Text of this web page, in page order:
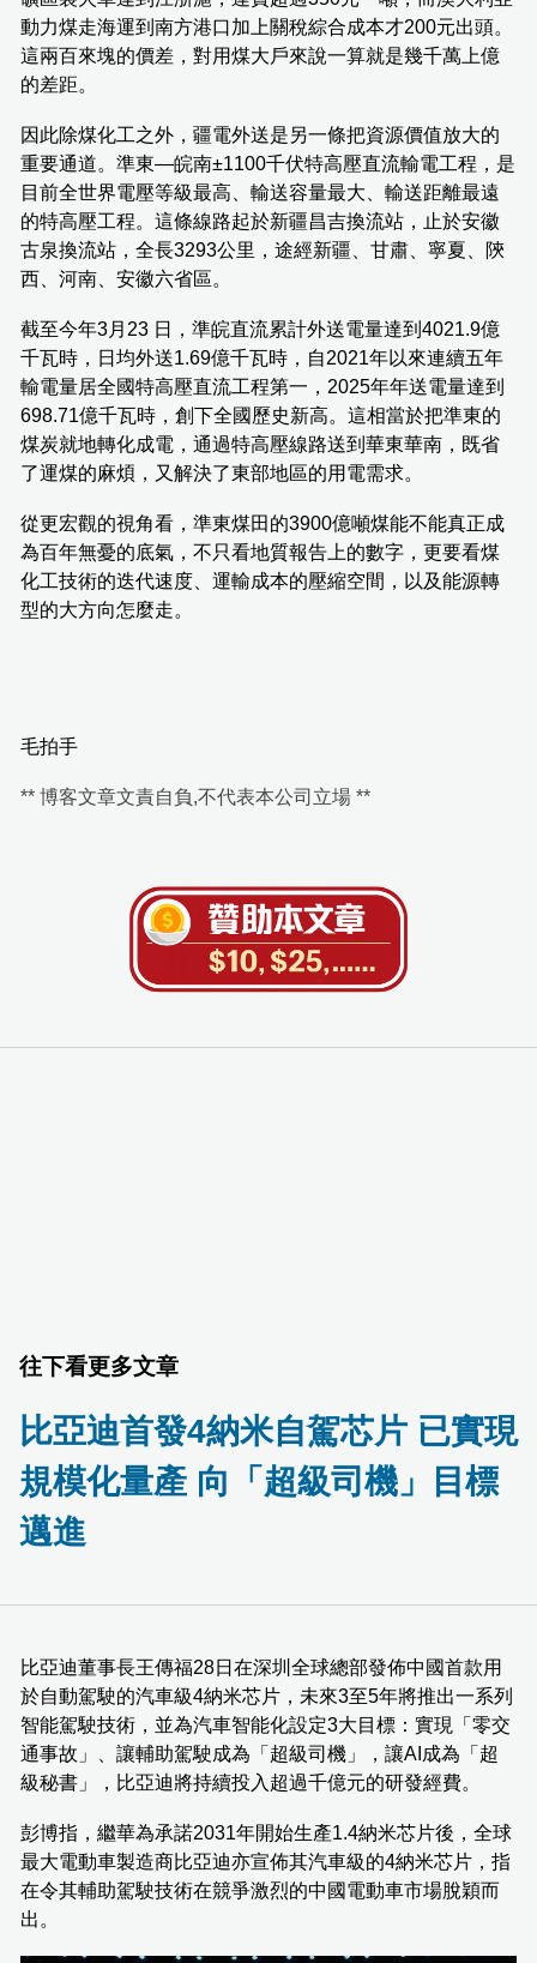
動力煤走海運到南方港口加上關稅綜合成本才200元出頭。
這兩百來塊的價差，對用煤大戶來說一算就是幾千萬上億
的差距。
因此除煤化工之外，疆電外送是另一條把資源價值放大的
重要通道。準東—皖南±1100千伏特高壓直流輸電工程，是
目前全世界電壓等級最高、輸送容量最大、輸送距離最遠
的特高壓工程。這條線路起於新疆昌吉換流站，止於安徽
古泉換流站，全長3293公里，途經新疆、甘肅、寧夏、陝
西、河南、安徽六省區。
截至今年3月23 日，準皖直流累計外送電量達到4021.9億
千瓦時，日均外送1.69億千瓦時，自2021年以來連續五年
輸電量居全國特高壓直流工程第一，2025年年送電量達到
698.71億千瓦時，創下全國歷史新高。這相當於把準東的
煤炭就地轉化成電，通過特高壓線路送到華東華南，既省
了運煤的麻煩，又解決了東部地區的用電需求。
從更宏觀的視角看，準東煤田的3900億噸煤能不能真正成
為百年無憂的底氣，不只看地質報告上的數字，更要看煤
化工技術的迭代速度、運輸成本的壓縮空間，以及能源轉
型的大方向怎麼走。
毛拍手
** 博客文章文責自負,不代表本公司立場 **
往下看更多文章
比亞迪首發4納米自駕芯片 已實現
規模化量產 向「超級司機」目標
邁進
比亞迪董事長王傳福28日在深圳全球總部發佈中國首款用
於自動駕駛的汽車級4納米芯片，未來3至5年將推出一系列
智能駕駛技術，並為汽車智能化設定3大目標：實現「零交
通事故」、讓輔助駕駛成為「超級司機」，讓AI成為「超
級秘書」，比亞迪將持續投入超過千億元的研發經費。
彭博指，繼華為承諾2031年開始生產1.4納米芯片後，全球
最大電動車製造商比亞迪亦宣佈其汽車級的4納米芯片，指
在令其輔助駕駛技術在競爭激烈的中國電動車市場脫穎而
出。